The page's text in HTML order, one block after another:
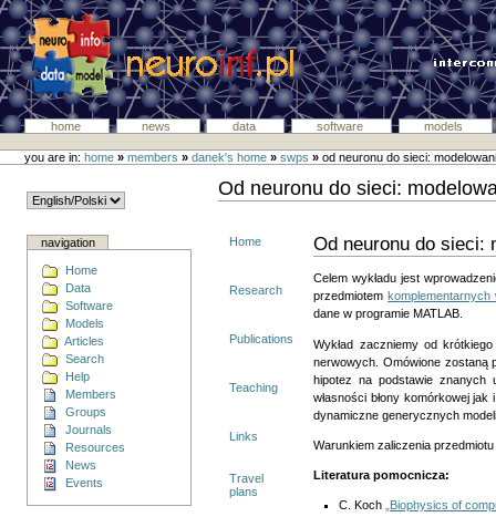
home news data software models
you are in:home » members »danek's home »swps »od neuronu do sieci:
navigation
Home
Data
Software
Models
Articles
Search
Help
Members
Groups
Journals
Resources
News
Events
Od neuronu do sieci:
Home
Research
Publications
Teaching
Links
Travel
plans
Od neuronu do sieci:
Celem wykładu jest
przedmiotem komplementarnych
dane w programie MATLAB.
Wykład zaczniemy od
nerwowych. Omówione zostaną
hipotez na podstawie znanych
własności błony komórkowej
dynamiczne generycznych
Warunkiem zaliczenia
Literatura pomocnicza:
C. Koch „Biophysics of